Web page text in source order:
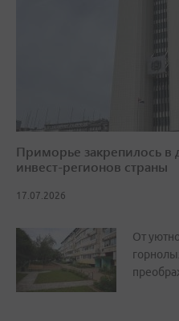
Приморье закрепилось в
инвест-регионов страны
17.07.2026
От